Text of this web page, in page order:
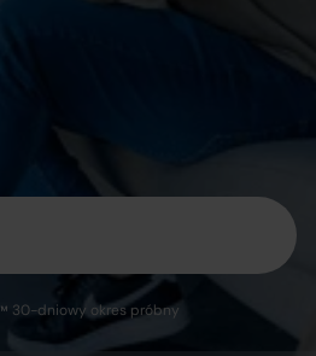
30-dniowy okres próbny